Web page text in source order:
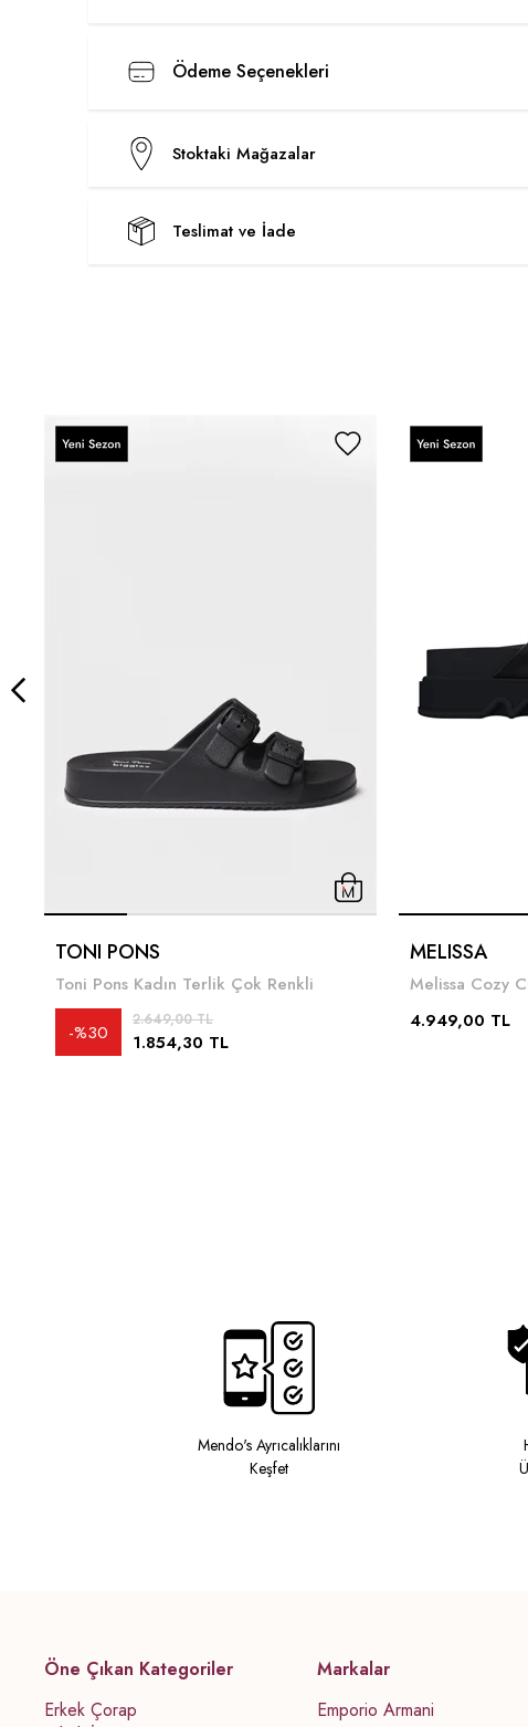
Ödeme Seçenekleri
Stoktaki Mağazalar
Teslimat ve İade
TONI PONS
Toni Pons Kadın Terlik Çok Renkli
1.854,30 TL
2.649,00 TL
%30
MELISSA
4.949,00 TL
Mendo's Ayrıcalıklarını
Keşfet
Öne Çıkan Kategoriler
Erkek Çorap
Markalar
Emporio Armani